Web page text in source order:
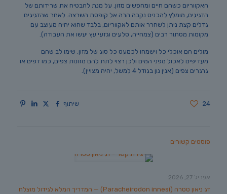
האקווריום כשהם חיים ומחפשים מזון. על מנת להבטיח את שרידותם של
הדגיגים, מומלץ להכניס נקבה הרה אל קופסת השרצה. לאחר שהדגיגים
גדלים קצת ניתן לשחרר אותם לאקווריום, בלבד שהוא יהיה מעוצב עם
מקומות מסתור רבים (צמחייה, סלעים וגזעי עץ יעשו את העבודה).
מולים הם אוכלי כל וישמחו לכמעט כל סוג של מזון. שימו לב שהם
מעדיפים לאכול מפני המים ולכן רצוי לתת להם מזונות צפים, כמו דפים או
גרגרים צפים (אנין נון בגודל 4 למשל, יהיה מצויין).
שיתוף 24
פוסטים קשורים
אפריל 27, 2026
דג ניאון טטרה (Paracheirodon innesi) — המדריך המלא לגידול מוצלח